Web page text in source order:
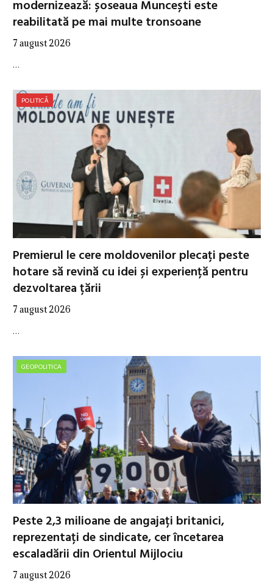
modernizează: șoseaua Muncești este
reabilitată pe mai multe tronsoane
7 august 2026
…
POLITICĂ
Premierul le cere moldovenilor plecați peste
hotare să revină cu idei și experiență pentru
dezvoltarea țării
7 august 2026
…
GEOPOLITICA
Peste 2,3 milioane de angajați britanici,
reprezentați de sindicate, cer încetarea
escaladării din Orientul Mijlociu
7 august 2026